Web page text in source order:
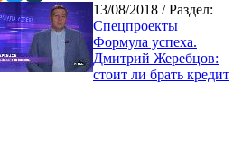
13/08/2018 / Раздел:
Спецпроекты
Формула успеха.
Дмитрий Жеребцов:
стоит ли брать кредит